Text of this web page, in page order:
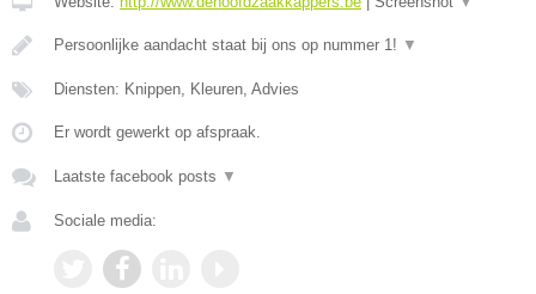
Persoonlijke aandacht staat bij ons op nummer 1! ▼
Diensten: Knippen, Kleuren, Advies
Er wordt gewerkt op afspraak.
Laatste facebook posts ▼
Sociale media: